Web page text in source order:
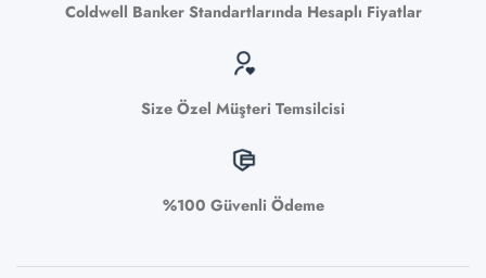
Coldwell Banker Standartlarında Hesaplı Fiyatlar
Size Özel Müşteri Temsilcisi
%100 Güvenli Ödeme